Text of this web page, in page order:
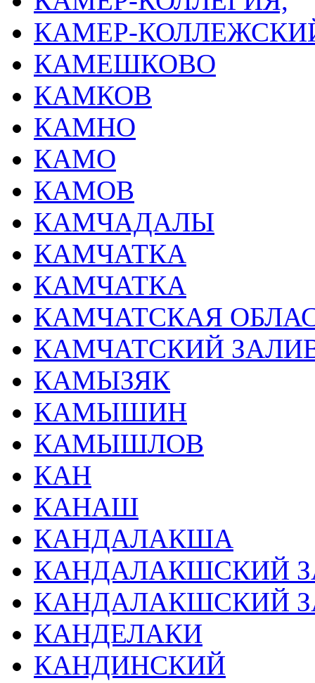
КАМЕР-
КАМЕШКОВО
КАМКОВ
КАМНО
КАМО
КАМОВ
КАМЧАДАЛЫ
КАМЧАТКА
КАМЧАТКА
КАМЧАТСКАЯ
КАМЧАТСКИЙ
КАМЫЗЯК
КАМЫШИН
КАМЫШЛОВ
КАН
КАНАШ
КАНДАЛАКША
КАНДАЛАКШСКИЙ
КАНДАЛАКШСКИЙ
КАНДЕЛАКИ
КАНДИНСКИЙ